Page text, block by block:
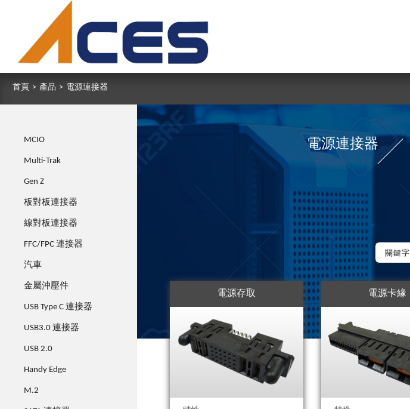
首頁 > 產品 > 電源連接器
MCIO
Multi-Trak
Gen Z
板對板連接器
線對板連接器
FFC/FPC 連接器
汽車
金屬沖壓件
USB Type C 連接器
USB3.0 連接器
USB 2.0
Handy Edge
M.2
電源連接器
電源存取 電源卡緣